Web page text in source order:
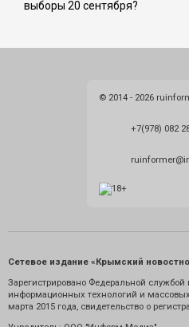
выборы 20 сентября?
© 2014 - 2026
+7(978) 082
Сетевое издание «Крымский
Зарегистрировано Федеральной службой
информационных технологий и
марта 2015 года, свидетельство о